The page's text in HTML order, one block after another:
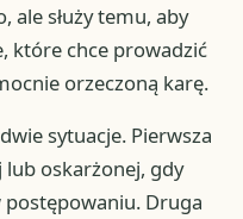
ale służy temu, aby
które chce prowadzić
orzeczoną karę.
sytuacje. Pierwsza
oskarżonej, gdy
Druga